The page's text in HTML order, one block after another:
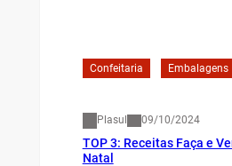
Confeitaria Embalagens
Plasul 09/10/2024
TOP 3: Receitas Faça e
Natal